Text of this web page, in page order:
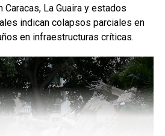
La Guaira y estados
indican colapsos parciales en
en infraestructuras críticas.